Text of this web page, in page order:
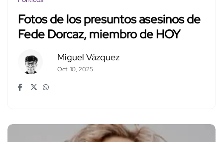
Fotos de los presuntos asesinos de
Fede Dorcaz, miembro de HOY
Miguel Vázquez
Oct. 10, 2025